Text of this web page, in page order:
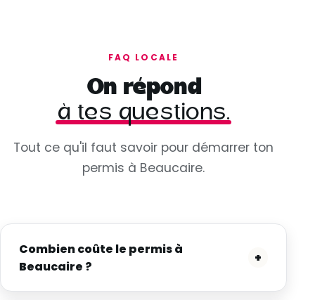
FAQ LOCALE
On répond
à tes questions.
Tout ce qu'il faut savoir pour démarrer ton
permis à Beaucaire.
Combien coûte le permis à
Beaucaire ?
+